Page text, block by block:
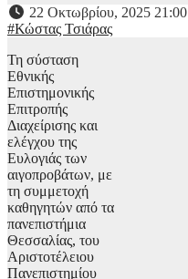
22 Οκτωβρίου, 2025 21:00
#Κώστας Τσιάρας
Τη σύσταση
Εθνικής
Επιστημονικής
Επιτροπής
Διαχείρισης και
ελέγχου της
Ευλογιάς των
αιγοπροβάτων, με
τη συμμετοχή
καθηγητών από τα
πανεπιστήμια
Θεσσαλίας, του
Αριστοτέλειου
Πανεπιστημίου